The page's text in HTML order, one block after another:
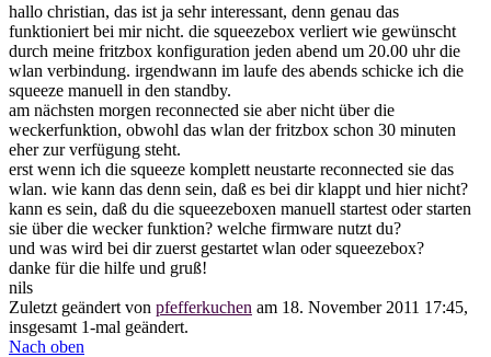
hallo christian, das ist ja sehr interessant, denn genau das
funktioniert bei mir nicht. die squeezebox verliert wie gewünscht
durch meine fritzbox konfiguration jeden abend um 20.00 uhr die
wlan verbindung. irgendwann im laufe des abends schicke ich die
squeeze manuell in den standby.
am nächsten morgen reconnected sie aber nicht über die
weckerfunktion, obwohl das wlan der fritzbox schon 30 minuten
eher zur verfügung steht.
erst wenn ich die squeeze komplett neustarte reconnected sie das
wlan. wie kann das denn sein, daß es bei dir klappt und hier nicht?
kann es sein, daß du die squeezeboxen manuell startest oder starten
sie über die wecker funktion? welche firmware nutzt du?
und was wird bei dir zuerst gestartet wlan oder squeezebox?
danke für die hilfe und gruß!
nils
Zuletzt geändert von pfefferkuchen am 18. November 2011 17:45,
insgesamt 1-mal geändert.
Nach oben